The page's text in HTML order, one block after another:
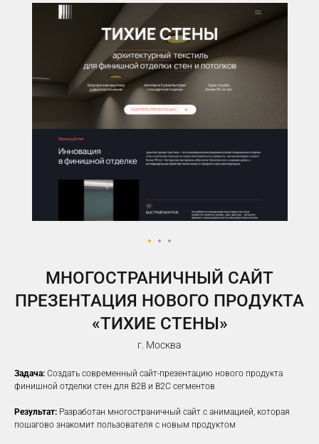
МНОГОСТРАНИЧНЫЙ САЙТ
ПРЕЗЕНТАЦИЯ НОВОГО ПРОДУКТА
«ТИХИЕ СТЕНЫ»
г. Москва
Задача: Создать современный сайт-презентацию нового продукта
финишной отделки стен для B2B и B2C сегментов
Результат: Разработан многостраничный сайт с анимацией, которая
пошагово знакомит пользователя с новым продуктом